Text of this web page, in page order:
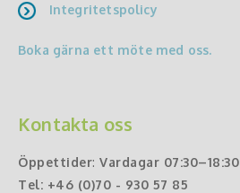
Integritetspolicy
Boka gärna ett möte med oss.
Kontakta oss
Öppettider: Vardagar 07:30–18:30
Tel: +46 (0)70 - 930 57 85